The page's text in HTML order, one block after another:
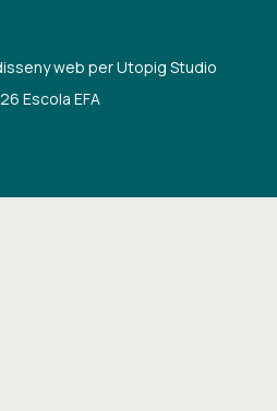
Escola EFA
web per Utopig Studio